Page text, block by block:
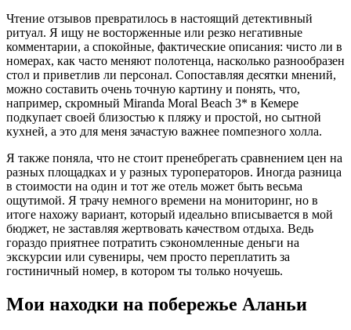
Чтение отзывов превратилось в настоящий детективный
ритуал. Я ищу не восторженные или резко негативные
комментарии, а спокойные, фактические описания: чисто ли в
номерах, как часто меняют полотенца, насколько разнообразен
стол и приветлив ли персонал. Сопоставляя десятки мнений,
можно составить очень точную картину и понять, что,
например, скромный Miranda Moral Beach 3* в Кемере
подкупает своей близостью к пляжу и простой, но сытной
кухней, а это для меня зачастую важнее помпезного холла.
Я также поняла, что не стоит пренебрегать сравнением цен на
разных площадках и у разных туроператоров. Иногда разница
в стоимости на один и тот же отель может быть весьма
ощутимой. Я трачу немного времени на мониторинг, но в
итоге нахожу вариант, который идеально вписывается в мой
бюджет, не заставляя жертвовать качеством отдыха. Ведь
гораздо приятнее потратить сэкономленные деньги на
экскурсии или сувениры, чем просто переплатить за
гостиничный номер, в котором ты только ночуешь.
Мои находки на побережье Аланьи